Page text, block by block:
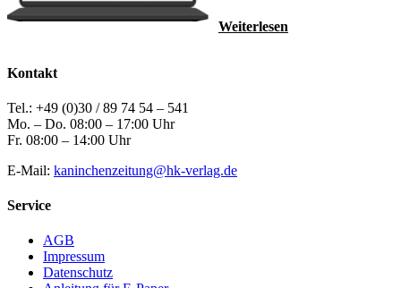
Weiterlesen
Kontakt
Tel.: +49 (0)30 / 89 74 54 – 541
Mo. – Do. 08:00 – 17:00 Uhr
Fr. 08:00 – 14:00 Uhr
E-Mail: kaninchenzeitung@hk-verlag.de
Service
AGB
Impressum
Datenschutz